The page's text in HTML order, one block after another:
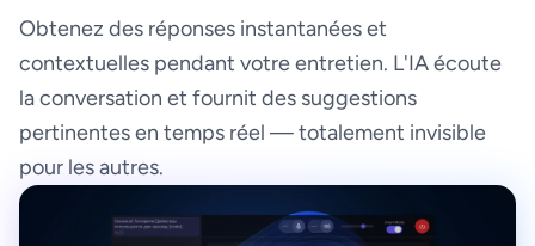
Obtenez des réponses instantanées et
contextuelles pendant votre entretien. L'IA écoute
la conversation et fournit des suggestions
pertinentes en temps réel — totalement invisible
pour les autres.